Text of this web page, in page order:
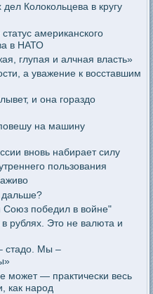
Колокольцева в кругу
американского
в НАТО
глупая и алчная власть»
а уважение к восставшим
и она гораздо
на машину
вновь набирает силу
пользования
дальше?
Союз победил в войне"
рублях. Это не валюта и
стадо. Мы –
может — практически весь
как народ